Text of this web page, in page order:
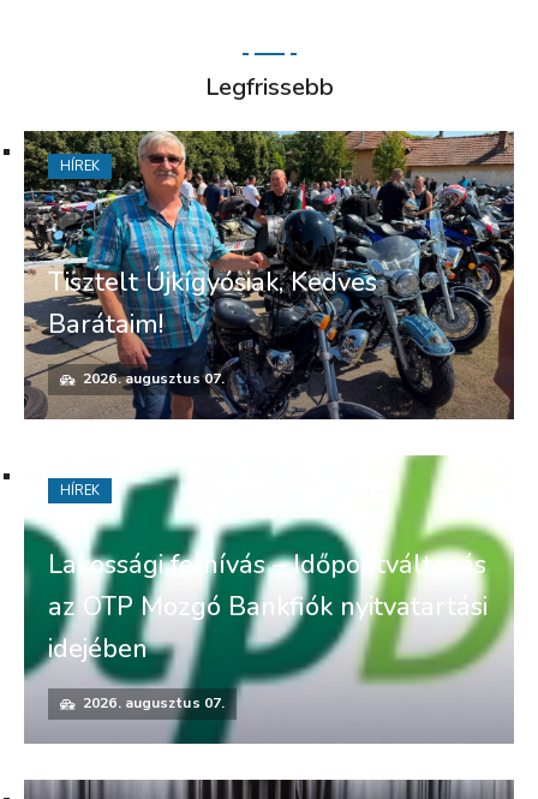
Legfrissebb
Tisztelt Újkígyósiak, Kedves
Barátaim!
2026. augusztus 07.
HÍREK
Lakossági felhívás – Időpontváltozás
az OTP Mozgó Bankfiók nyitvatartási
idejében
2026. augusztus 07.
HÍREK